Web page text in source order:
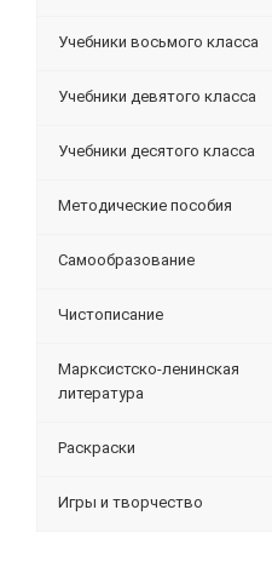
Учебники восьмого класса
Учебники девятого класса
Учебники десятого класса
Методические пособия
Самообразование
Чистописание
Марксистско-ленинская
литература
Раскраски
Игры и творчество